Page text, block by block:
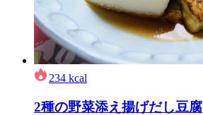
234 kcal
2種の野菜添え揚げだし豆腐